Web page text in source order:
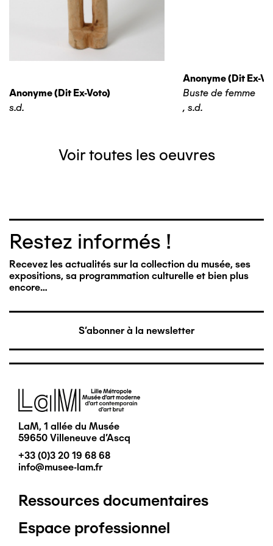
Anonyme (dit Ex-Voto)
s.d.
Anonyme (dit Ex-
Buste de femme
, s.d.
Voir toutes les oeuvres
Restez informés !
Recevez les actualités sur la collection du musée, ses
expositions, sa programmation culturelle et bien plus
encore…
S'abonner à la newsletter
Image
LaM, 1 allée du Musée
59650 Villeneuve d'Ascq
+33 (0)3 20 19 68 68
info@musee-lam.fr
Pied
de
Ressources documentaires
Espace professionnel